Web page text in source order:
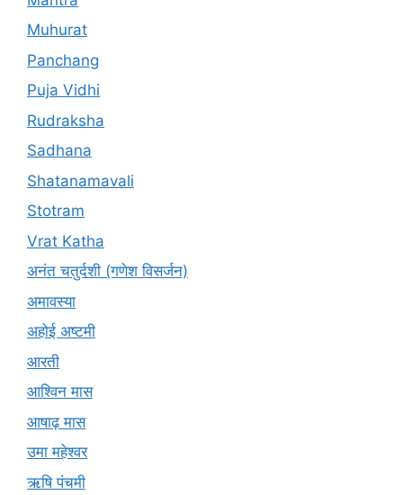
Muhurat
Panchang
Puja Vidhi
Rudraksha
Sadhana
Shatanamavali
Stotram
Vrat Katha
अनंत चतुर्दशी (गणेश विसर्जन)
अमावस्या
अहोई अष्टमी
आरती
आश्विन मास
आषाढ़ मास
उमा महेश्वर
ऋषि पंचमी